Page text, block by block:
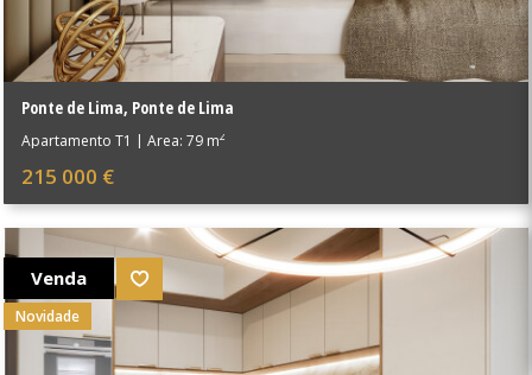
Ponte de Lima, Ponte de Lima
Apartamento T1 | Área: 79 m2
215 000 €
Venda
Novidade